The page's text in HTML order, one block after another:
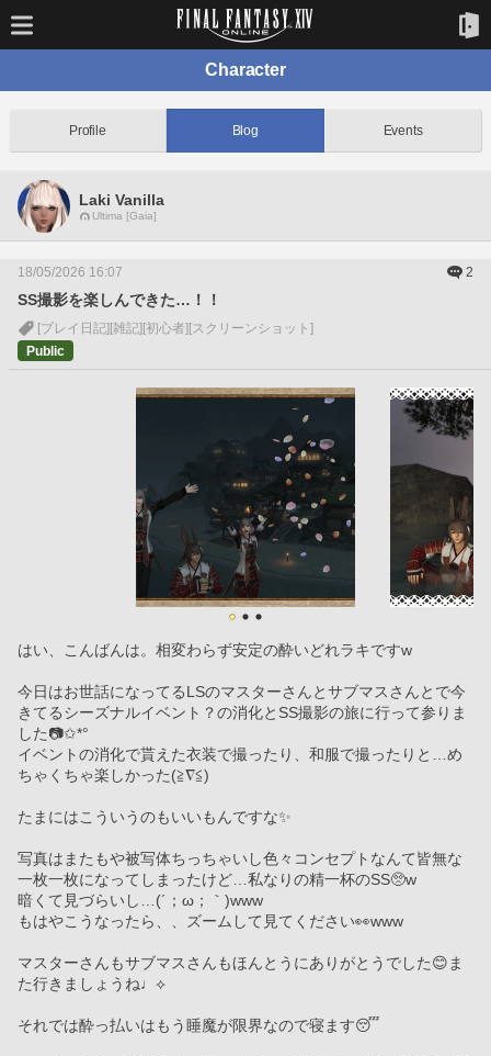
Character
Profile Blog Events
Laki Vanilla
Ultima [Gaia]
18/05/2026 16:07 2
SS撮影を楽しんできた…！！
[プレイ日記] [雑記] [初心者] [スクリーンショット]
Public
はい、こんばんは。相変わらず安定の酔いどれラキですw
今日はお世話になってるLSのマスターさんとサブマスさんとで今
きてるシーズナルイベント？の消化とSS撮影の旅に行って参りま
した📷✩*°
イベントの消化で貰えた衣装で撮ったり、和服で撮ったりと…め
ちゃくちゃ楽しかった(≧∇≦)
たまにはこういうのもいいもんですな✨️
写真はまたもや被写体ちっちゃいし色々コンセプトなんて皆無な
一枚一枚になってしまったけど…私なりの精一杯のSS🥺w
暗くて見づらいし…(´；ω；｀)www
もはやこうなったら、、ズームして見てください👀www
マスターさんもサブマスさんもほんとうにありがとうでした😊ま
た行きましょうね♩⟡
それでは酔っ払いはもう睡魔が限界なので寝ます😴